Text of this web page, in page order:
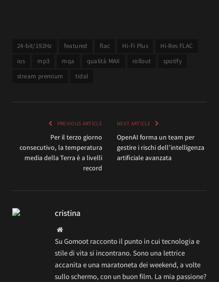
24-bit/192Hz featured flac Hi-Fi Plus
Hi-Res FLAC
ios
mp3 mqa qualità MAX rollout
spotify
stream premium
tidal
PREVIOUS ARTICLE
Per il terzo giorno
consecutivo, la temperatura
media della Terra è a livelli
record
NEXT ARTICLE
OpenAI forma un team per
gestire i rischi dell’intelligenza
artificiale avanzata
cristina
Website
Su Gomoot racconto il punto in cui tecnologia e
stile di vita si incontrano. Sono una lettrice
accanita e una maratoneta dei weekend, a volte
sullo schermo, con un buon film. La mia passione?